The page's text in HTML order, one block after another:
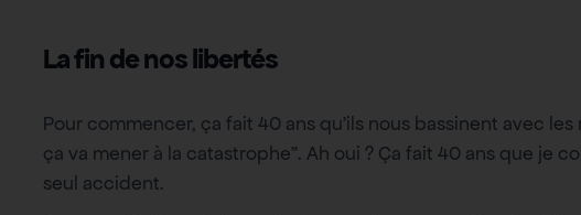
La fin de nos libertés
Pour commencer, ça fait 40 ans qu’ils nous bassinent avec
ça va mener à la catastrophe”. Ah oui ? Ça fait 40 ans que je
seul accident.